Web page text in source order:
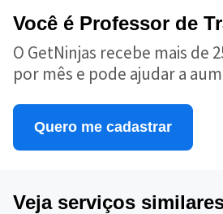
Você é Professor de
O GetNinjas recebe mais de
por mês e pode ajudar a
Quero me cadastrar
Veja serviços